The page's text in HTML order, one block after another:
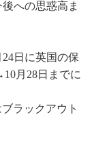
への思惑高ま
日に英国の保
月28日までに
ラックアウト